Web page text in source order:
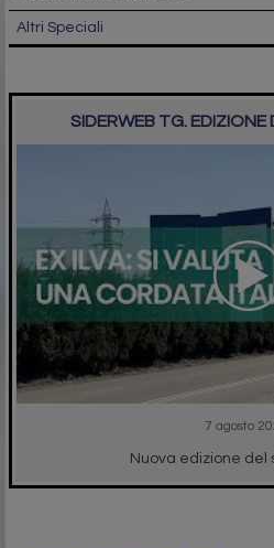
Altri Speciali
SIDERWEB TG.
7 agosto
Nuova edizione del